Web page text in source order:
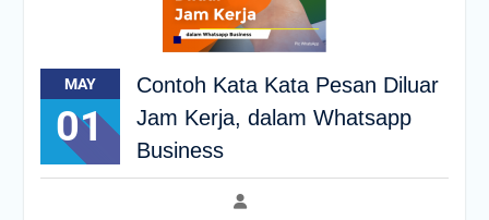
MAY
01
Contoh Kata Kata Pesan Diluar
Jam Kerja, dalam Whatsapp
Business